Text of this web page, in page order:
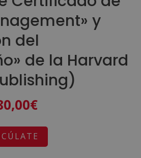
y
del
de la Harvard
€El
actual
es: